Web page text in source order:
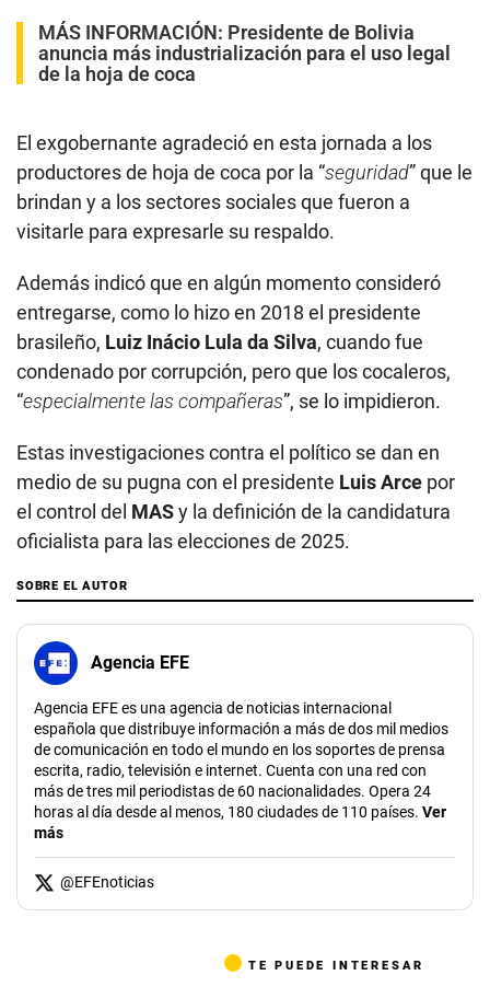
MÁS INFORMACIÓN: Presidente de Bolivia
anuncia más industrialización para el uso legal
de la hoja de coca
El exgobernante agradeció en esta jornada a los
productores de hoja de coca por la “seguridad” que le
brindan y a los sectores sociales que fueron a
visitarle para expresarle su respaldo.
Además indicó que en algún momento consideró
entregarse, como lo hizo en 2018 el presidente
brasileño, Luiz Inácio Lula da Silva, cuando fue
condenado por corrupción, pero que los cocaleros,
“especialmente las compañeras”, se lo impidieron.
Estas investigaciones contra el político se dan en
medio de su pugna con el presidente Luis Arce por
el control del MASy la definición de la candidatura
oficialista para las elecciones de 2025.
SOBRE EL AUTOR
Agencia EFE
Agencia EFE es una agencia de noticias internacional
española que distribuye información a más de dos mil medios
de comunicación en todo el mundo en los soportes de prensa
escrita, radio, televisión e internet. Cuenta con una red con
más de tres mil periodistas de 60 nacionalidades. Opera 24
horas al día desde al menos, 180 ciudades de 110 países. Ver
más
@EFEnoticias
TE PUEDE INTERESAR